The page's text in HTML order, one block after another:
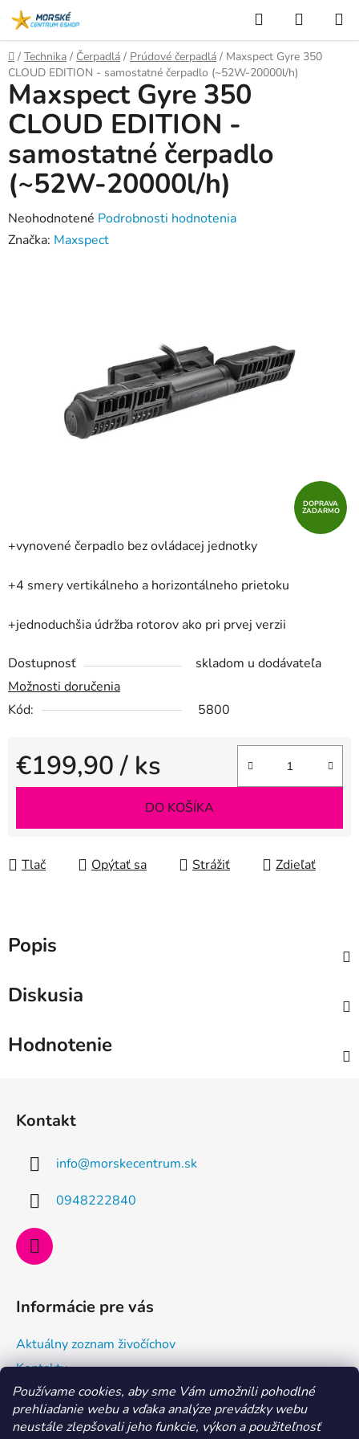
Používame cookies, aby sme Vám umožnili pohodlné
prehliadanie webu a vďaka analýze prevádzky webu
neustále zlepšovali jeho funkcie, výkon a použiteľnosť
Prejsť
na
obsah
Hľadať
KOŠÍK
Domov
/ Technika / Čerpadlá / Prúdové čerpadlá / Maxspect Gyre 350
CLOUD EDITION - samostatné čerpadlo (~52W-20000l/h)
+vynovené čerpadlo bez ovládacej jednotky
+4 smery vertikálneho a horizontálneho prietoku
+jednoduchšia údržba rotorov ako pri prvej verzii
Dostupnosť
skladom u dodávateľa
Možnosti doručenia
Kód:
5800
€199,90/ ks
Jednotková cena:
DO KOŠÍKA
Tlač Opýtať sa Strážiť Zdieľať
Maxspect Gyre 350
CLOUD EDITION -
samostatné čerpadlo
(~52W-20000l/h)
Priemerné
hodnotenie
Neohodnotené Podrobnosti hodnotenia
Značka: Maxspect
DOPRAVA
ZADARMO
Popis
Diskusia
Hodnotenie
Kontakt
info@morskecentrum.sk
0948222840
Informácie pre vás
Aktuálny zoznam živočíchov
Kontakty
Doprava a ako nakupovať
Všeobecné obchodné podmienky a dodacie podmienky